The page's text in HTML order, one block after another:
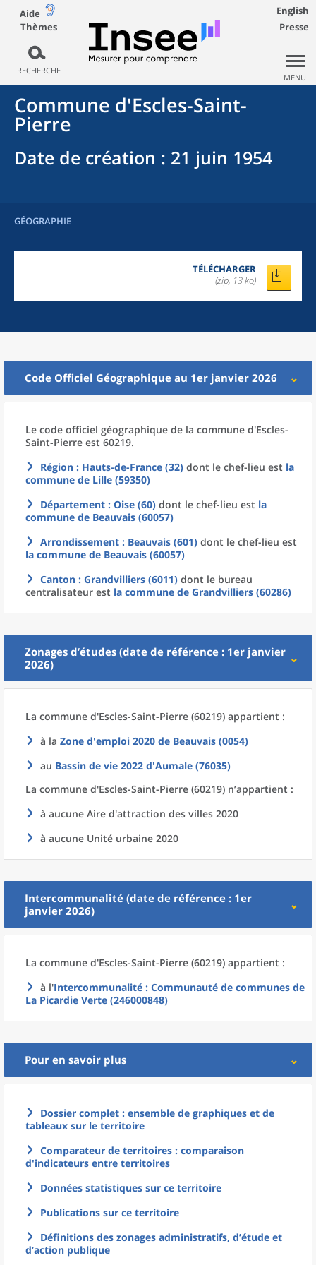
Aide
Thèmes
RECHERCHE
English
Presse
MENU
Commune d'Escles-Saint-
Pierre
Date de création : 21 juin 1954
GÉOGRAPHIE
TÉLÉCHARGER
(zip, 13 ko)
Code Officiel Géographique au 1er janvier 2026
Le code officiel géographique de la commune d'Escles-
Saint-Pierre est 60219.
Région : Hauts-de-France (32) dont le chef-lieu est la
commune de Lille (59350)
Département : Oise (60) dont le chef-lieu est la
commune de Beauvais (60057)
Arrondissement : Beauvais (601) dont le chef-lieu est
la commune de Beauvais (60057)
Canton : Grandvilliers (6011) dont le bureau
centralisateur est la commune de Grandvilliers (60286)
Zonages d’études (date de référence : 1er janvier
2026)
La commune d'Escles-Saint-Pierre (60219) appartient :
à la Zone d'emploi 2020 de Beauvais (0054)
au Bassin de vie 2022 d'Aumale (76035)
La commune d'Escles-Saint-Pierre (60219) n’appartient :
à aucune Aire d'attraction des villes 2020
à aucune Unité urbaine 2020
Intercommunalité (date de référence : 1er
janvier 2026)
La commune d'Escles-Saint-Pierre (60219) appartient :
à l'Intercommunalité : Communauté de communes de
La Picardie Verte (246000848)
Pour en savoir plus
Dossier complet : ensemble de graphiques et de
tableaux sur le territoire
Comparateur de territoires : comparaison
d'indicateurs entre territoires
Données statistiques sur ce territoire
Publications sur ce territoire
Définitions des zonages administratifs, d’étude et
d’action publique